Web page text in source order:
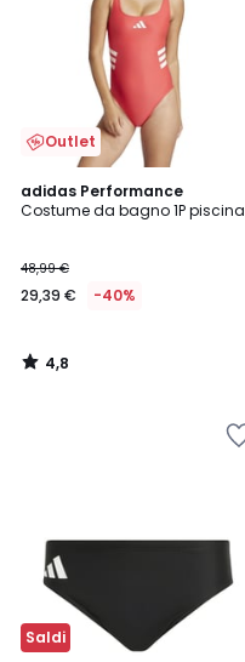
Outlet
adidas Performance
Costume da bagno 1P piscina
48,99 €
29,39 € -40%
4,8
/ 5
4,8
/
Saldi